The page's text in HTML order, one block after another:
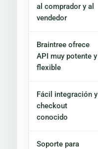
al comprador y al
vendedor
Braintree ofrece
API muy potente y
flexible
Fácil integración y
checkout
conocido
Soporte para